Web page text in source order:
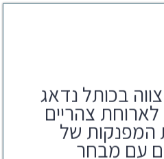
בכותל נדאג
צהריים
של
עם מבחר
מבניהם.